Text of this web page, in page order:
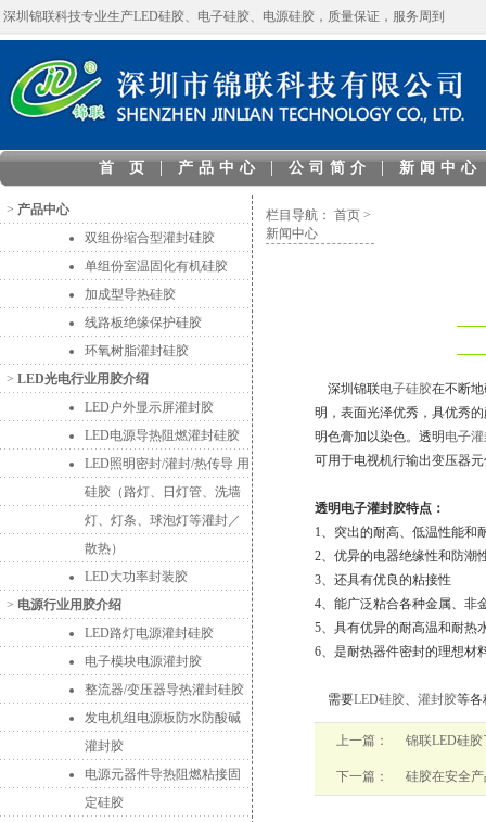
深圳锦联科技专业生产LED硅胶、电子硅胶、电源硅胶，质量保证，服务周到
首 页 | 产品中心 | 公司简介 | 新闻中心
> 产品中心
双组份缩合型灌封硅胶
单组份室温固化有机硅胶
加成型导热硅胶
线路板绝缘保护硅胶
环氧树脂灌封硅胶
> LED光电行业用胶介绍
LED户外显示屏灌封胶
LED电源导热阻燃灌封硅胶
LED照明密封/灌封/热传导 用
硅胶（路灯、日灯管、洗墙
灯、灯条、球泡灯等灌封／
散热）
LED大功率封装胶
> 电源行业用胶介绍
LED路灯电源灌封硅胶
电子模块电源灌封胶
整流器/变压器导热灌封硅胶
发电机组电源板防水防酸碱
灌封胶
电源元器件导热阻燃粘接固
定硅胶
栏目导航： 首页 >
新闻中心
深圳锦联电子硅胶在不断
明，表面光泽优秀，具优秀
明色膏加以染色。透明 电子
可用于电视机行输出变压器
透明电子灌封胶特点：
1、突出的耐高、低温性能和
2、优异的电器绝缘性和防潮
3、还具有优良的粘接性
4、能广泛粘合各种金属、非
5、具有优异的耐高温和耐热
6、是耐热器件密封的理想材
需要LED硅胶、 灌封胶等各
上一篇： 锦联LED硅
下一篇： 硅胶在安全